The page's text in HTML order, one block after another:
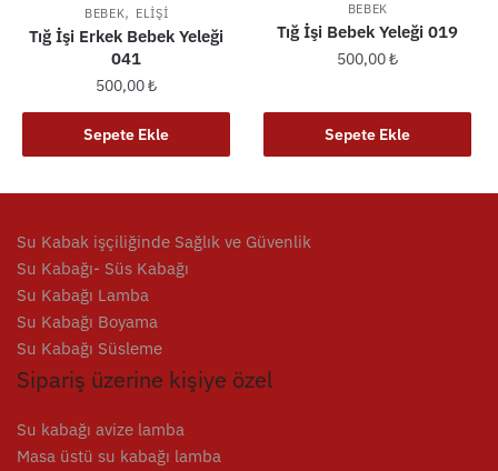
BEBEK, ELIŞI
Tığ İşi Erkek Bebek Yeleği
041
500,00₺
Sepete Ekle
BEBEK
Tığ İşi Bebek Yeleği 019
500,00₺
Sepete Ekle
Su Kabak işçiliğinde Sağlık ve Güvenlik
Su Kabağı- Süs Kabağı
Su Kabağı Lamba
Su Kabağı Boyama
Su Kabağı Süsleme
Sipariş üzerine kişiye özel
Su kabağı avize lamba
Masa üstü su kabağı lamba